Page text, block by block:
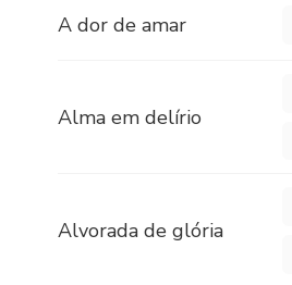
A dor de amar
Alma em delírio
Alvorada de glória